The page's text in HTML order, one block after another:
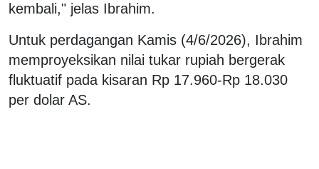
kembali," jelas Ibrahim.
Untuk perdagangan Kamis (4/6/2026), Ibrahim
memproyeksikan nilai tukar rupiah bergerak
fluktuatif pada kisaran Rp 17.960-Rp 18.030
per dolar AS.